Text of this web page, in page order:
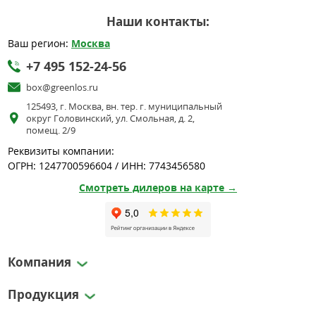
Наши контакты:
Ваш регион: Москва
+7 495 152-24-56
box@greenlos.ru
125493, г. Москва, вн. тер. г. муниципальный
округ Головинский, ул. Смольная, д. 2,
помещ. 2/9
Реквизиты компании:
ОГРН: 1247700596604 / ИНН: 7743456580
Смотреть дилеров на карте →
Компания
Продукция